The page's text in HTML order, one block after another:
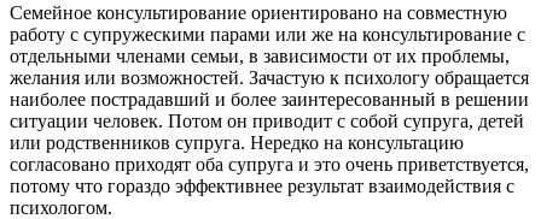
Семейное консультирование ориентировано на совместную
работу с супружескими парами или же на консультирование с
отдельными членами семьи, в зависимости от их проблемы,
желания или возможностей. Зачастую к психологу обращается
наиболее пострадавший и более заинтересованный в решении
ситуации человек. Потом он приводит с собой супруга, детей
или родственников супруга. Нередко на консультацию
согласовано приходят оба супруга и это очень приветствуется,
потому что гораздо эффективнее результат взаимодействия с
психологом.